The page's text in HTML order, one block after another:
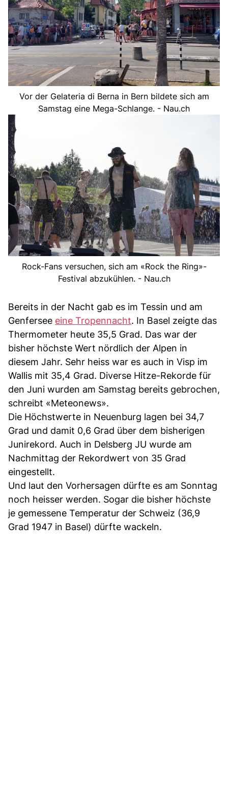
Vor der Gelateria di Berna in Bern bildete sich am
Samstag eine Mega-Schlange. - Nau.ch
Rock-Fans versuchen, sich am «Rock the Ring»-
Festival abzukühlen. - Nau.ch
Bereits in der Nacht gab es im Tessin und am
Genfersee eine Tropennacht. In Basel zeigte das
Thermometer heute 35,5 Grad. Das war der
bisher höchste Wert nördlich der Alpen in
diesem Jahr. Sehr heiss war es auch in Visp im
Wallis mit 35,4 Grad. Diverse Hitze-Rekorde für
den Juni wurden am Samstag bereits gebrochen,
schreibt «Meteonews».
Die Höchstwerte in Neuenburg lagen bei 34,7
Grad und damit 0,6 Grad über dem bisherigen
Junirekord. Auch in Delsberg JU wurde am
Nachmittag der Rekordwert von 35 Grad
eingestellt.
Und laut den Vorhersagen dürfte es am Sonntag
noch heisser werden. Sogar die bisher höchste
je gemessene Temperatur der Schweiz (36,9
Grad 1947 in Basel) dürfte wackeln.